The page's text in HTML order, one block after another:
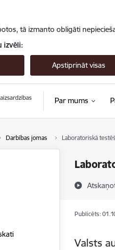
tā izmanto obligāti
izvēli:
Apstiprināt visas
Par mums
Darbības jomas Laboratoriskā
Publicēts:
Valsts